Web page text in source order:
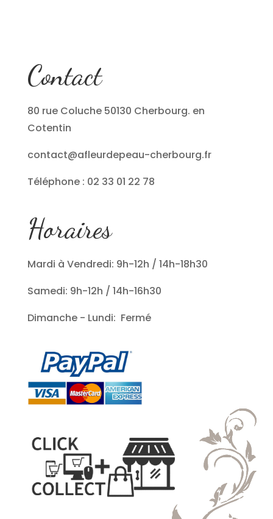
Contact
80 rue Coluche 50130 Cherbourg. en
Cotentin
contact@afleurdepeau-cherbourg.fr
Téléphone : 02 33 01 22 78
Horaires
Mardi à Vendredi: 9h-12h / 14h-18h30
Samedi: 9h-12h / 14h-16h30
Dimanche - Lundi: Fermé